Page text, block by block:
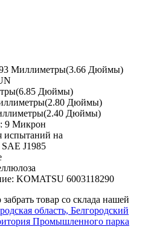
Миллиметры(3.66 Дюймы)
Дюймы)
Дюймы)
Дюймы)
9 Микрон
испытаний на
SAE J1985
KOMATSU 6003118290
товар со склада нашей
область, Белгородский
Промышленного парка